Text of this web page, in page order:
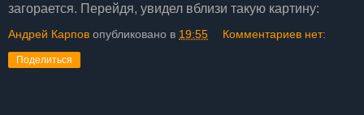
загорается. Перейдя, увидел вблизи такую картину:
Андрей Карпов опубликовано в 19:55 Комментариев нет:
Поделиться